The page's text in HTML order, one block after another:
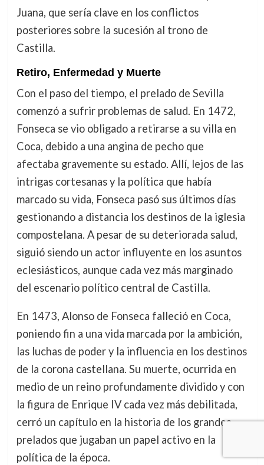
Juana, que sería clave en los conflictos
posteriores sobre la sucesión al trono de
Castilla.
Retiro, Enfermedad y Muerte
Con el paso del tiempo, el prelado de Sevilla
comenzó a sufrir problemas de salud. En 1472,
Fonseca se vio obligado a retirarse a su villa en
Coca, debido a una angina de pecho que
afectaba gravemente su estado. Allí, lejos de las
intrigas cortesanas y la política que había
marcado su vida, Fonseca pasó sus últimos días
gestionando a distancia los destinos de la iglesia
compostelana. A pesar de su deteriorada salud,
siguió siendo un actor influyente en los asuntos
eclesiásticos, aunque cada vez más marginado
del escenario político central de Castilla.
En 1473, Alonso de Fonseca falleció en Coca,
poniendo fin a una vida marcada por la ambición,
las luchas de poder y la influencia en los destinos
de la corona castellana. Su muerte, ocurrida en
medio de un reino profundamente dividido y con
la figura de Enrique IV cada vez más debilitada,
cerró un capítulo en la historia de los grandes
prelados que jugaban un papel activo en la
política de la época.